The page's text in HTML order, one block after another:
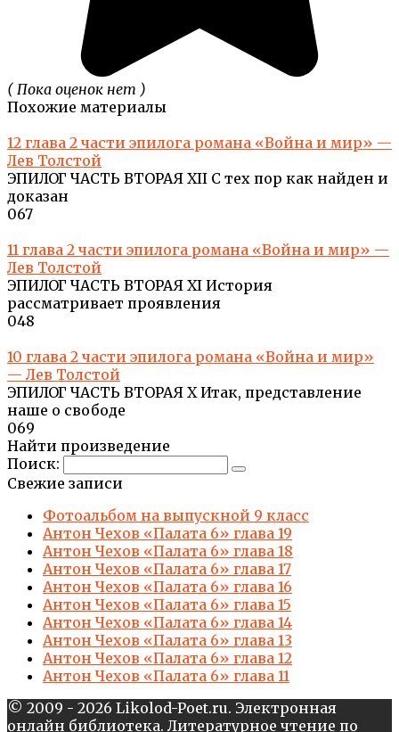
( Пока оценок нет )
Похожие материалы
12 глава 2 части эпилога романа «Война и мир» —
Лев Толстой
ЭПИЛОГ ЧАСТЬ ВТОРАЯ XII С тех пор как найден и
доказан
067
11 глава 2 части эпилога романа «Война и мир» —
Лев Толстой
ЭПИЛОГ ЧАСТЬ ВТОРАЯ XI История
рассматривает проявления
048
10 глава 2 части эпилога романа «Война и мир»
— Лев Толстой
ЭПИЛОГ ЧАСТЬ ВТОРАЯ X Итак, представление
наше о свободе
069
Найти произведение
Поиск:
Свежие записи
Фотоальбом на выпускной 9 класс
Антон Чехов «Палата 6» глава 19
Антон Чехов «Палата 6» глава 18
Антон Чехов «Палата 6» глава 17
Антон Чехов «Палата 6» глава 16
Антон Чехов «Палата 6» глава 15
Антон Чехов «Палата 6» глава 14
Антон Чехов «Палата 6» глава 13
Антон Чехов «Палата 6» глава 12
Антон Чехов «Палата 6» глава 11
© 2009 - 2026 Likolod-Poet.ru. Электронная
онлайн библиотека. Литературное чтение по